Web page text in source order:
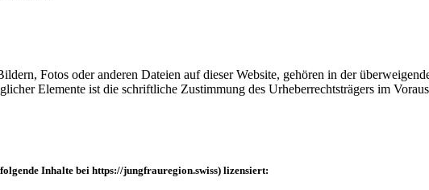
Fotos oder anderen Dateien auf dieser Website, gehören in der
Elemente ist die schriftliche Zustimmung des Urheberrechtsträgers im
Inhalte bei https://jungfrauregion.swiss) lizensiert: